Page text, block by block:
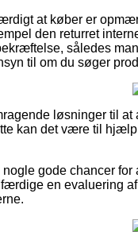
at køber er
den returret
således
til om du søger
løsninger til
kan det være til
gode chancer
en evaluering